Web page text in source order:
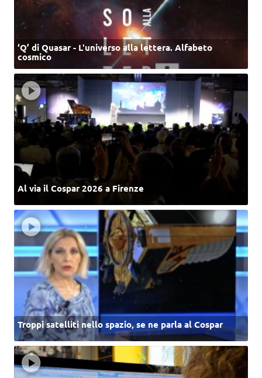
‘Q’ di Quasar - L'universo alla lettera. Alfabeto
cosmico
Al via il Cospar 2026 a Firenze
Troppi satelliti nello spazio, se ne parla al Cospar